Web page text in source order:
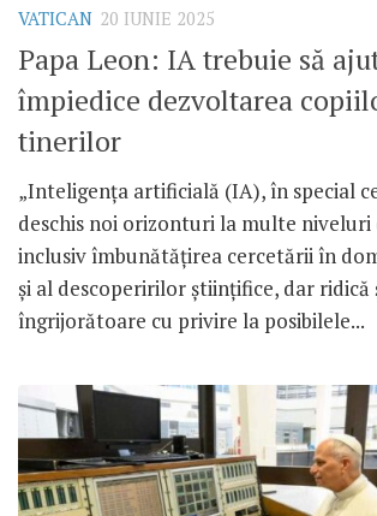
VATICAN 20 IUNIE 2025
Papa Leon: IA trebuie să
împiedice dezvoltarea
tinerilor
„Inteligența artificială (IA), în special
deschis noi orizonturi la multe
inclusiv îmbunătățirea cercetării în
și al descoperirilor științifice, dar ridică
îngrijorătoare cu privire la posibilele...